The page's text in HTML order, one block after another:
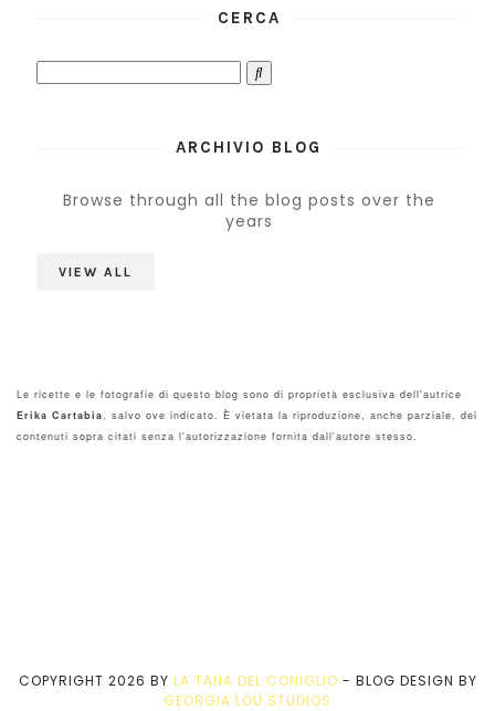
CERCA
ARCHIVIO BLOG
Browse through all the blog posts over the
years
VIEW ALL
Le ricette e le fotografie di questo blog sono di proprietà esclusiva dell'autrice
Erika Cartabia, salvo ove indicato. È vietata la riproduzione, anche parziale, dei
contenuti sopra citati senza l'autorizzazione fornita dall'autore stesso.
COPYRIGHT 2026 BY LA TANA DEL CONIGLIO - BLOG DESIGN BY
GEORGIA LOU STUDIOS